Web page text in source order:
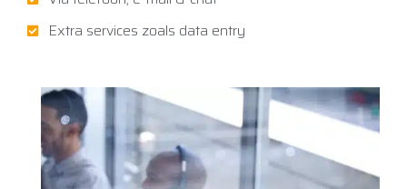
Extra services zoals data entry